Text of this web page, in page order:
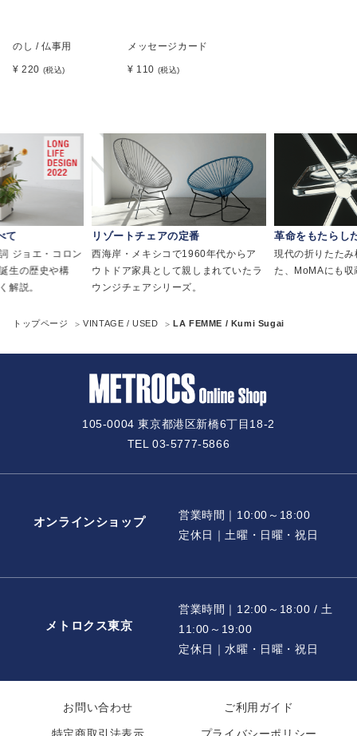
のし / 仏事用
¥ 220 (税込)
メッセージカード
¥ 110 (税込)
て
ジョエ・コロン
生の歴史や構
解説。
リゾートチェアの定番
西海岸・メキシコで1960年代からア
ウトドア家具として親しまれていたラ
ウンジチェアシリーズ。
革命をもたらし
現代の折りたた
た、MoMAにも収
トップページ VINTAGE / USED LA FEMME / Kumi Sugai
105-0004 東京都港区新橋6丁目18-2
TEL 03-5777-5866
オンラインショップ
営業時間｜10:00～18:00
定休日｜土曜・日曜・祝日
メトロクス東京
営業時間｜12:00～18:00 / 土
11:00～19:00
定休日｜水曜・日曜・祝日
お問い合わせ ご利用ガイド
特定商取引法表示 プライバシーポリシー